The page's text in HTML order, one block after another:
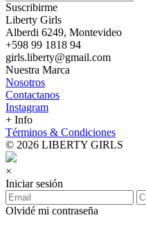
Suscribirme
Liberty Girls
Alberdi 6249, Montevideo
+598 99 1818 94
girls.liberty@gmail.com
Nuestra Marca
Nosotros
Contactanos
Instagram
+ Info
Términos & Condiciones
© 2026 LIBERTY GIRLS
×
Iniciar sesión
Olvidé mi contraseña